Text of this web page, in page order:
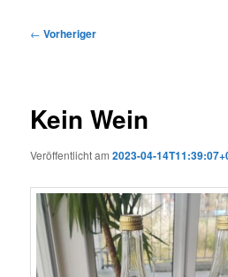
Beitragsnavigation
← Vorheriger
Kein Wein
Veröffentlicht am2023-04-